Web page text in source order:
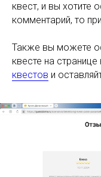
квест, и вы хотите
комментарий, то
Также вы можете
квесте на
квестов и